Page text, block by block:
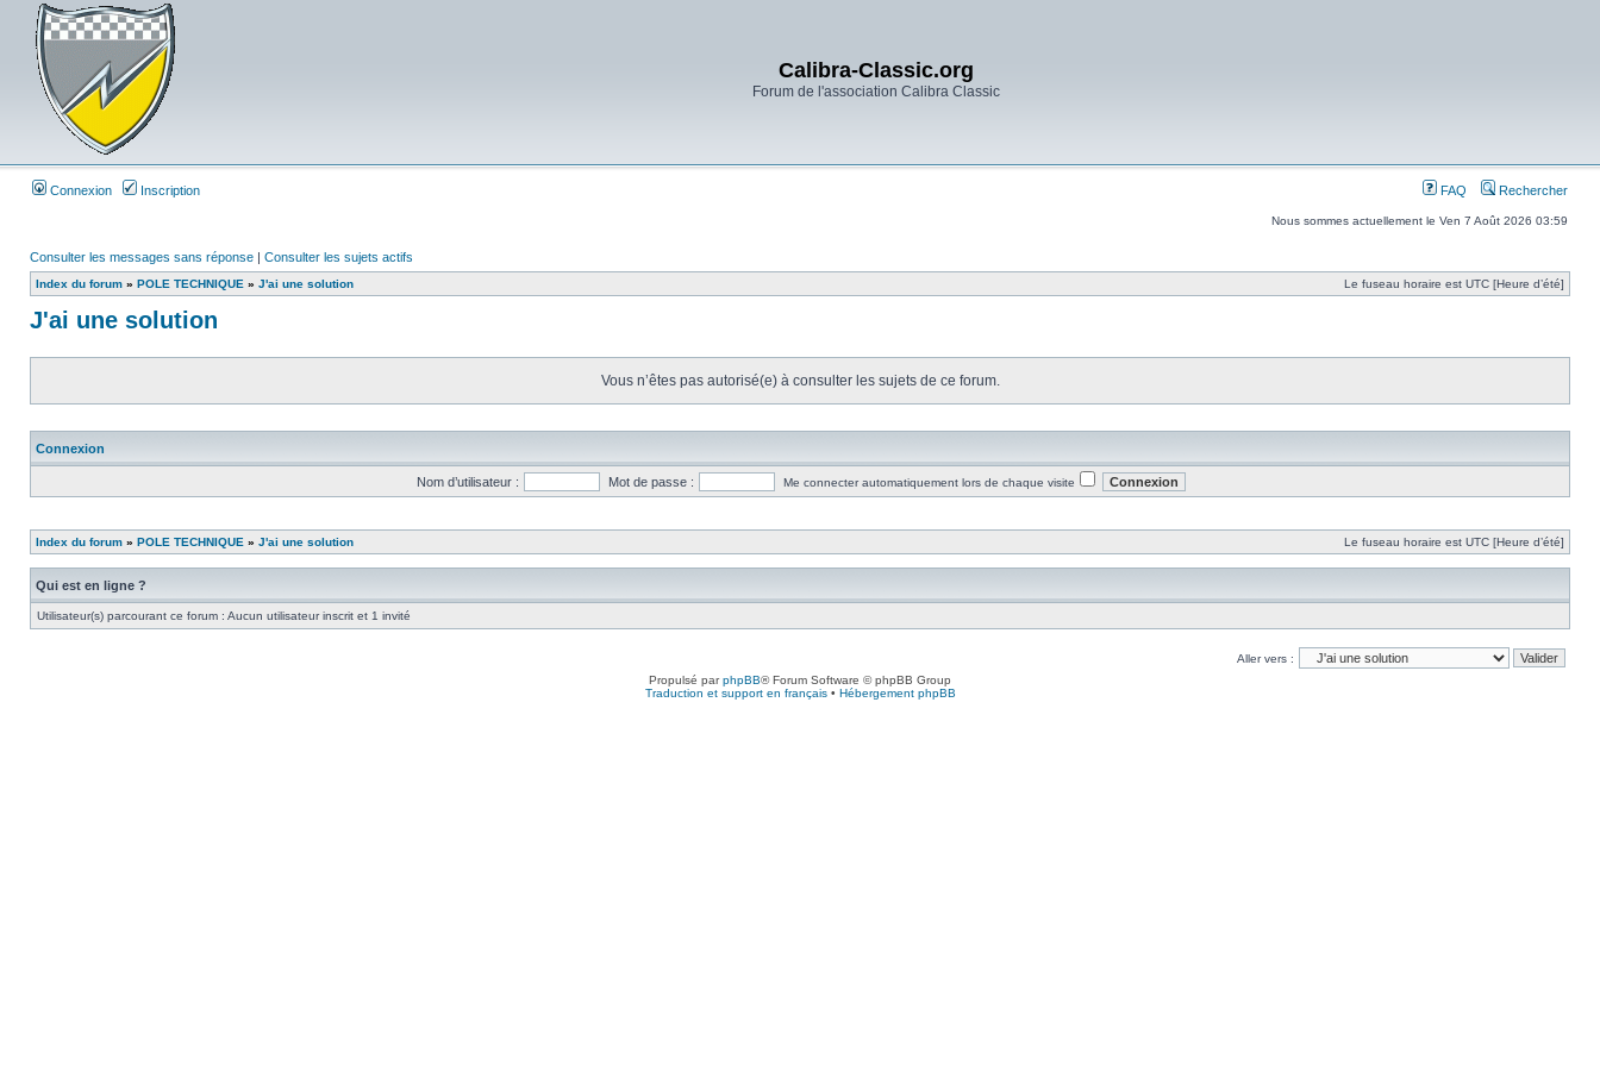
Calibra-Classic.org
Forum de l'association Calibra Classic
Connexion Inscription FAQ Rechercher
Nous sommes actuellement le Ven 7 Août 2026 03:59
Consulter les messages sans réponse | Consulter les sujets actifs
Index du forum » POLE TECHNIQUE » J'ai une solution Le fuseau horaire est UTC [Heure d’été]
J'ai une solution
Vous n’êtes pas autorisé(e) à consulter les sujets de ce forum.
Connexion
Nom d’utilisateur : Mot de passe : Me connecter automatiquement lors de chaque visite
Index du forum » POLE TECHNIQUE » J'ai une solution Le fuseau horaire est UTC [Heure d’été]
Qui est en ligne ?
Utilisateur(s) parcourant ce forum : Aucun utilisateur inscrit et 1 invité
Aller vers :
Propulsé parphpBB® Forum Software © phpBB Group
Traduction et support en français• Hébergement phpBB